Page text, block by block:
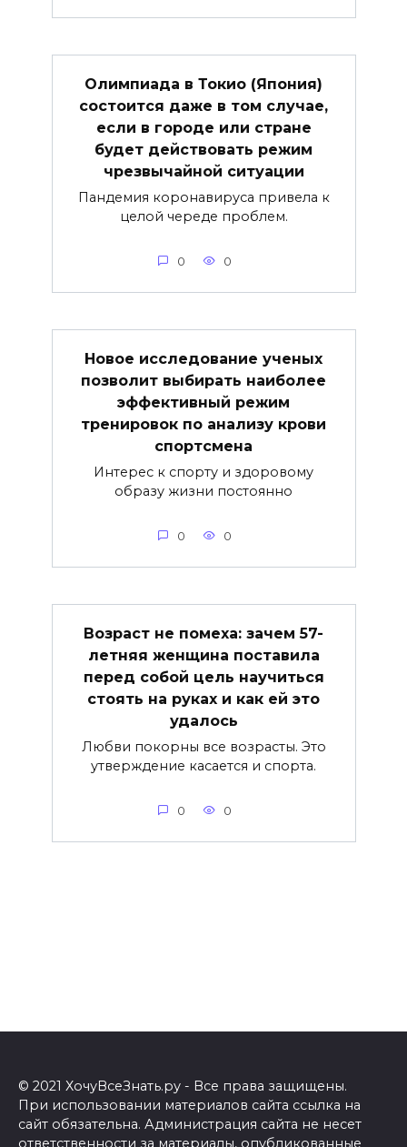
Олимпиада в Токио (Япония)
состоится даже в том случае,
если в городе или стране
будет действовать режим
чрезвычайной ситуации
Пандемия коронавируса привела к
целой череде проблем.
0 0
Новое исследование ученых
позволит выбирать наиболее
эффективный режим
тренировок по анализу крови
спортсмена
Интерес к спорту и здоровому
образу жизни постоянно
0 0
Возраст не помеха: зачем 57-
летняя женщина поставила
перед собой цель научиться
стоять на руках и как ей это
удалось
Любви покорны все возрасты. Это
утверждение касается и спорта.
0 0
© 2021 ХочуВсеЗнать.ру - Все права защищены.
При использовании материалов сайта ссылка на
сайт обязательна. Администрация сайта не несет
ответственности за материалы, опубликованные